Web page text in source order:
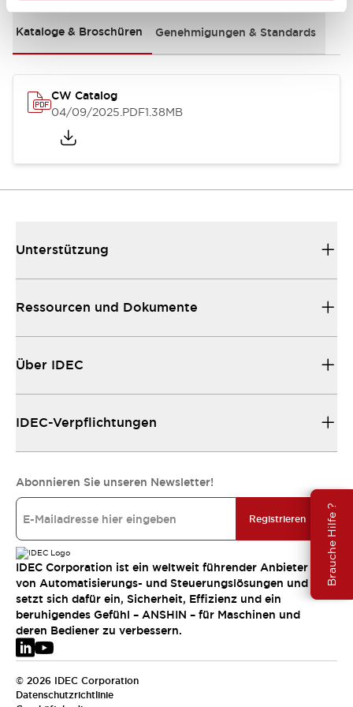
Brauche Hilfe ?
Kataloge & Broschüren Genehmigungen & Standards
CW Catalog
04/09/2025.PDF1.38MB
Unterstützung
Ressourcen und Dokumente
Über IDEC
IDEC-Verpflichtungen
Abonnieren Sie unseren Newsletter!
Registrieren
IDEC Corporation ist ein weltweit führender Anbieter
von Automatisierungs- und Steuerungslösungen und
setzt sich dafür ein, Sicherheit, Effizienz und ein
beruhigendes Gefühl – ANSHIN – für Maschinen und
deren Bediener zu verbessern.
© 2026 IDEC Corporation
Datenschutzrichtlinie